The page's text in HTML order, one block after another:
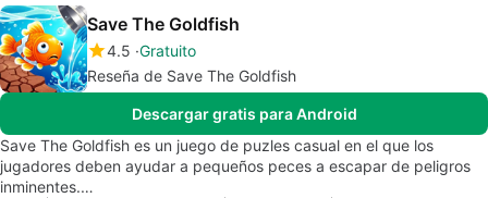
Save The Goldfish
4.5 Gratuito
Reseña de Save The Goldfish
Descargar gratis para Android
Save The Goldfish es un juego de puzles casual en el que los
jugadores deben ayudar a pequeños peces a escapar de peligros
inminentes.…